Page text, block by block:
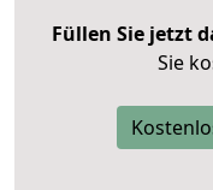
Füllen Sie jetzt
Sie